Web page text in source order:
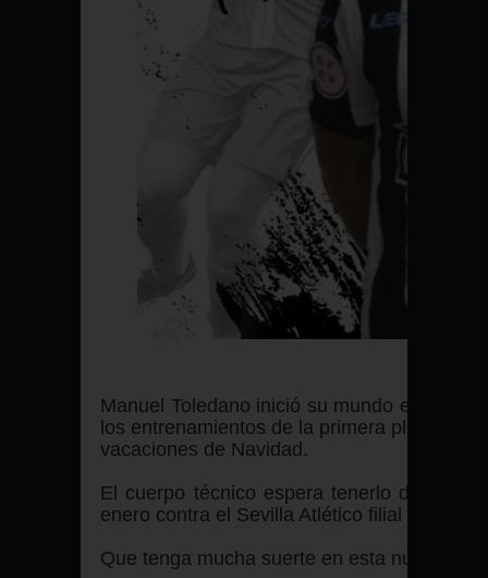
Manuel Toledano inició su mundo en el
los entrenamientos de la primera plantilla
vacaciones de Navidad.
El cuerpo técnico espera tenerlo dentro
enero contra el Sevilla Atlético filial del
Que tenga mucha suerte en esta nueva